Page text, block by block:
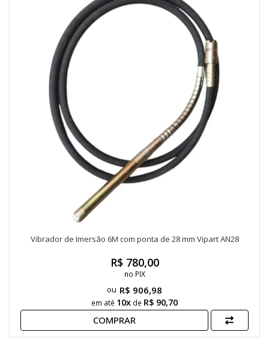
Vibrador de Imersão 6M com ponta de 28 mm Vipart AN28
R$ 906,98
em até 10x de R$ 90,70
R$ 780,00
no PIX
COMPRAR